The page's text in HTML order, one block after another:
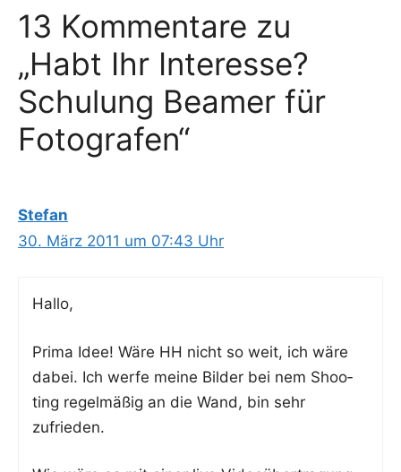
13 Kommentare zu
„Habt Ihr Interesse?
Schulung Beamer für
Fotografen“
Stefan
30. März 2011 um 07:43 Uhr
Hal­lo,
Pri­ma Idee! Wäre HH nicht so weit, ich wäre
dabei. Ich wer­fe mei­ne Bil­der bei nem Shoo­
ting regel­mä­ßig an die Wand, bin sehr
zufrieden.